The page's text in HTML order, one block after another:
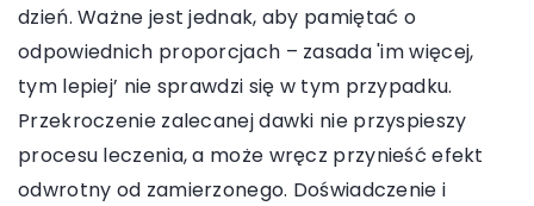
dzień. Ważne jest jednak, aby pamiętać o
odpowiednich proporcjach – zasada 'im więcej,
tym lepiej’ nie sprawdzi się w tym przypadku.
Przekroczenie zalecanej dawki nie przyspieszy
procesu leczenia, a może wręcz przynieść efekt
odwrotny od zamierzonego. Doświadczenie i